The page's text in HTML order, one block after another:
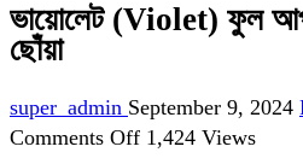
ভায়োলেট (Violet) ফুল
ছোঁয়া
super_admin September 9, 2024
Comments Offon1,424 Views